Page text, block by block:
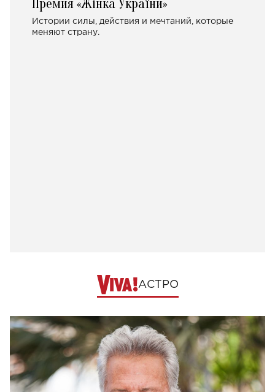
Премия «Жінка України»
Истории силы, действия и мечтаний, которые
меняют страну.
АСТРО